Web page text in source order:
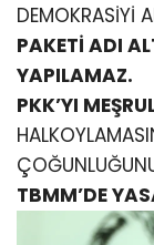
DEMOKRASİYİ
PAKETİ ADI
YAPILAMAZ.
PKK’YI
TBMM’DE